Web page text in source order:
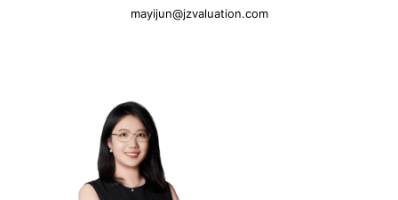
mayijun@jzvaluation.com